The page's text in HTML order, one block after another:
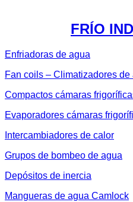
FRÍO
Enfriadoras de agua
Fan coils – Climatizadores de
Compactos cámaras
Evaporadores cámaras
Intercambiadores de calor
Grupos de bombeo de agua
Depósitos de inercia
Mangueras de agua Camlock